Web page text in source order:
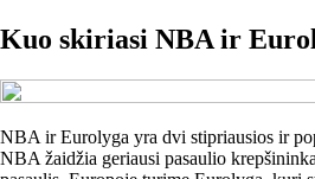
Kuo skiriasi NBA ir
NBA ir Eurolyga yra dvi stipriausios ir
NBA žaidžia geriausi pasaulio